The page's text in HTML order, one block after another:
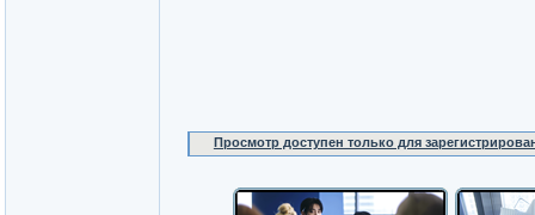
Просмотр доступен только для